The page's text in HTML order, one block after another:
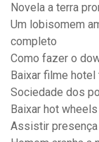
Novela a terra
Um lobisomem
completo
Como fazer o
Baixar filme hotel
Sociedade dos
Baixar hot
Assistir